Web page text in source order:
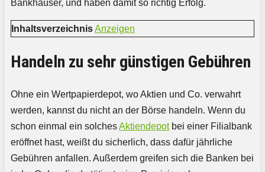
Bankhäuser, und haben damit so richtig Erfolg.
InhaltsverzeichnisAnzeigen
Handeln zu sehr günstigen Gebühren
Ohne ein Wertpapierdepot, wo Aktien und Co. verwahrt
werden, kannst du nicht an der Börse handeln. Wenn du
schon einmal ein solchesAktiendepotbei einer Filialbank
eröffnet hast, weißt du sicherlich, dass dafür jährliche
Gebühren anfallen. Außerdem greifen sich die Banken bei